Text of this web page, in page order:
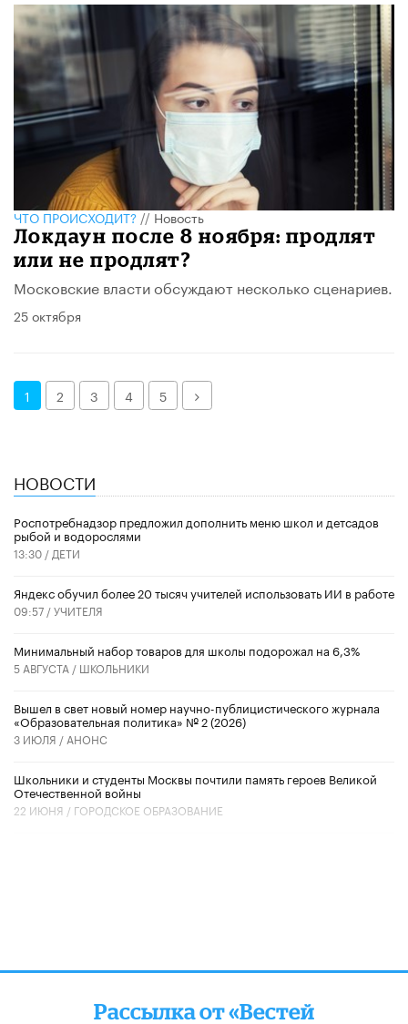
ЧТО ПРОИСХОДИТ?//Новость
Локдаун после 8 ноября: продлят
или не продлят?
Московские власти обсуждают несколько сценариев.
25 октября
1 2 3 4 5 Далее
НОВОСТИ
Роспотребнадзор предложил дополнить меню школ и детсадов
рыбой и водорослями
13:30 / ДЕТИ
​Яндекс обучил более 20 тысяч учителей использовать ИИ в работе
09:57 /УЧИТЕЛЯ
Минимальный набор товаров для школы подорожал на 6,3%
5 АВГУСТА / ШКОЛЬНИКИ
Вышел в свет новый номер научно-публицистического журнала
«Образовательная политика» № 2 (2026)
3 ИЮЛЯ / АНОНС
Школьники и студенты Москвы почтили память героев Великой
Отечественной войны
22 ИЮНЯ / ГОРОДСКОЕ ОБРАЗОВАНИЕ
Рассылка от «Вестей